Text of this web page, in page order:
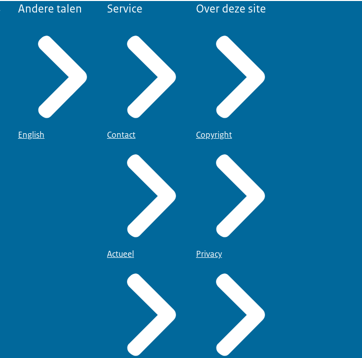
Andere talen
English
Service
Contact
Actueel
Over deze site
Copyright
Privacy